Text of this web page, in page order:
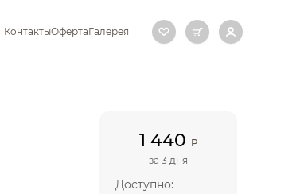
КонтактыОфертаГалерея
1 440 P
за 3 дня
Доступно: